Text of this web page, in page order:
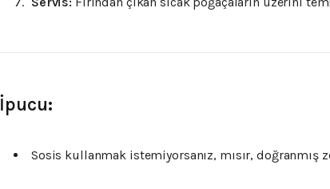
İpucu:
Sosis kullanmak istemiyorsanız, mısır,doğranmış